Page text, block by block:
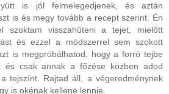
is jól felmelegedjenek, és aztán
is és megy tovább a recept szerint. Én
szoktam visszahűteni a tejet, mielőtt
és ezzel a módszerrel sem szokott
is megpróbálhatod, hogy a forró tejbe
és csak annak a főzése közben adod
tejszínt. Rajtad áll, a végeredménynek
is okénak kellene lennie.